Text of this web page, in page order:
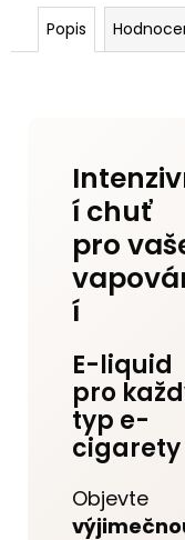
Popis
í chuť
pro
í
E-liquid
pro
typ e-
cigarety
Objevte
89
Původně: